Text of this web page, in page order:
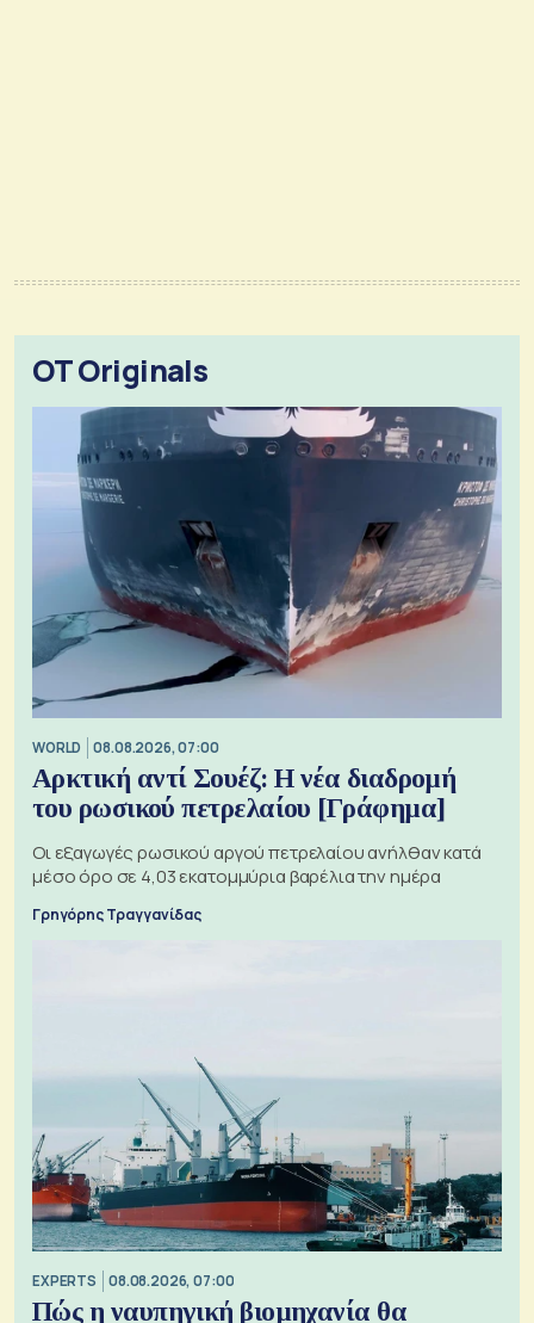
OT Originals
WORLD 08.08.2026, 07:00
Αρκτική αντί Σουέζ: Η νέα διαδρομή
του ρωσικού πετρελαίου [Γράφημα]
Οι εξαγωγές ρωσικού αργού πετρελαίου ανήλθαν κατά
μέσο όρο σε 4,03 εκατομμύρια βαρέλια την ημέρα
Γρηγόρης Τραγγανίδας
EXPERTS 08.08.2026, 07:00
Πώς η ναυπηγική βιομηχανία θα